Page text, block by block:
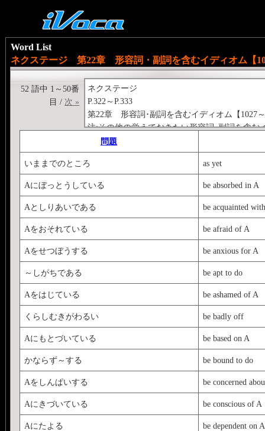
Word List
ネクステージ 第22章 形容詞・副詞を含むイディオム【
ネクステージ
P.322～P.333
第22章 形容詞･副詞を含むイディオム【1027
注:その他の覚えておきたい形容詞･副詞を含む
52 語中 1～50番
目 / 次 »
問題
いままでのところ as yet
Aにぼっとうしている be absorbed in A
Aとしりあいである be acquainted
Aをおそれている be afraid of A
Aをせつぼうする be anxious for A
～しがちである be apt to do
Aをはじている be ashamed of A
くらしむきがわるい be badly off
Aにもとづいている be based on A
かならず～する be bound to do
Aをしんぱいする be concerned
Aにきづいている be conscious of A
Aにたよる be dependent on A